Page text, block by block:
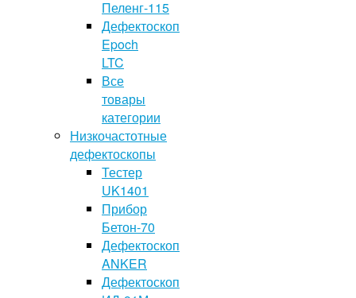
Пеленг-115
Дефектоскоп
Epoch
LTC
Все
товары
категории
Низкочастотные
дефектоскопы
Тестер
UK1401
Прибор
Бетон-70
Дефектоскоп
ANKER
Дефектоскоп